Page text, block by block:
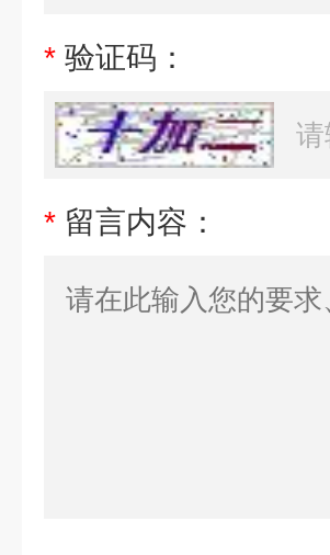
* 验证码：
* 留言内容：